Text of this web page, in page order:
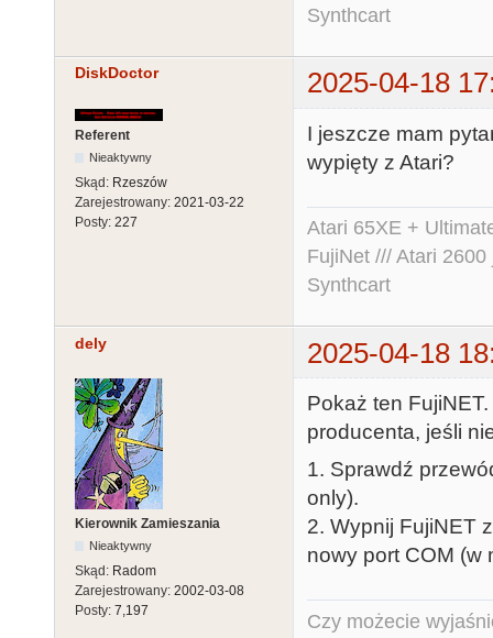
Synthcart
DiskDoctor 2025-04-18
Referent
Nieaktywny
Skąd: Rzeszów
Zarejestrowany: 2021-03-22
Posty: 227
I jeszcze mam
wypięty z Atari?
Atari 65XE +
FujiNet /// Atari
Synthcart
dely 2025-04-18
Kierownik Zamieszania
Nieaktywny
Skąd: Radom
Zarejestrowany: 2002-03-08
Posty: 7,197
Pokaż ten
producenta, jeśli
1. Sprawdź
only).
2. Wypnij FujiNET
nowy port COM (w
Czy możecie